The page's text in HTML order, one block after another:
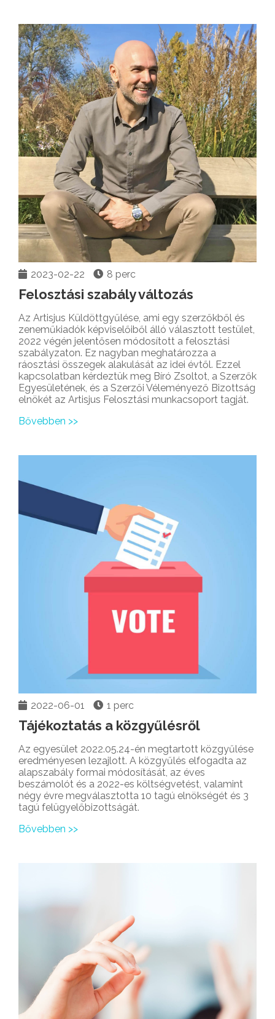
2023-02-22 8 perc
Felosztási szabály változás
Az Artisjus Küldöttgyűlése, ami egy szerzőkből és
zeneműkiadók képviselőiből álló választott testület,
2022 végén jelentősen módosított a felosztási
szabályzaton. Ez nagyban meghatározza a
ráosztási összegek alakulását az idei évtől. Ezzel
kapcsolatban kérdeztük meg Bíró Zsoltot, a Szerzők
Egyesületének, és a Szerzői Véleményező Bizottság
elnökét az Artisjus Felosztási munkacsoport tagját.
Bővebben >>
2022-06-01 1 perc
Tájékoztatás a közgyűlésről
Az egyesület 2022.05.24-én megtartott közgyűlése
eredményesen lezajlott. A közgyűlés elfogadta az
alapszabály formai módosítását, az éves
beszámolót és a 2022-es költségvetést, valamint
négy évre megválasztotta 10 tagú elnökségét és 3
tagú felügyelőbizottságát.
Bővebben >>